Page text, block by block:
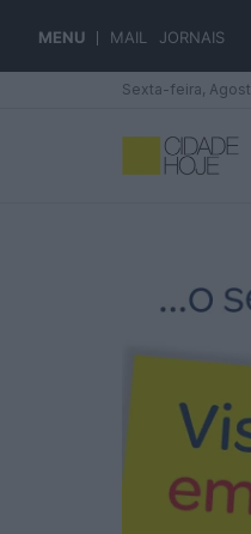
MENU MAIL JORNAIS
Sexta-feira,